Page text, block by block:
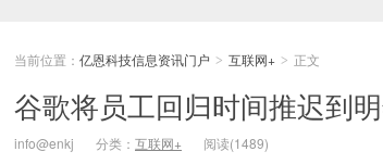
当前位置： 亿恩科技信息资讯门户 > 互联网+ > 正文
谷歌将员工回归时间推迟到
info@enkj 分类： 互联网+ 阅读(1489)